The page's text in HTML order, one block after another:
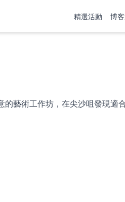
精選活動 博
藝術工作坊，在尖沙咀發現適